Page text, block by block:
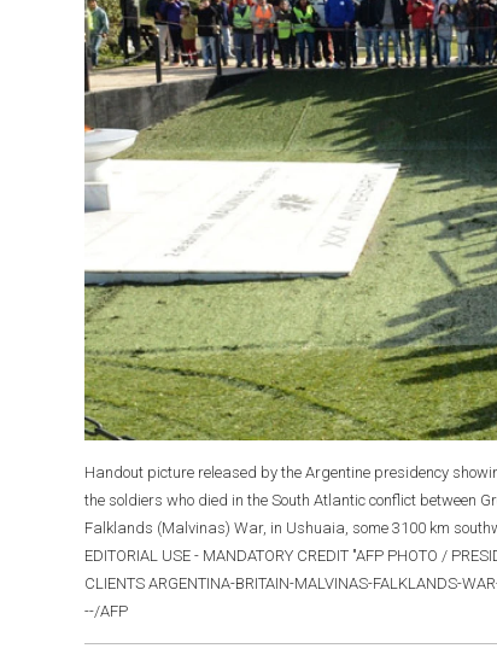
Handout picture released by the Argentine presidency
the soldiers who died in the South Atlantic conflict between
Falklands (Malvinas) War, in Ushuaia, some 3100 km
EDITORIAL USE - MANDATORY CREDIT "AFP PHOTO /
CLIENTS ARGENTINA-BRITAIN-MALVINAS-FALKLANDS-
--/AFP